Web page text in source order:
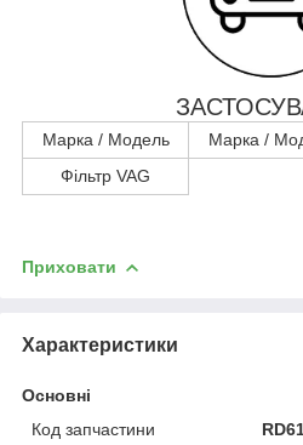
Марка / Модель Марка /
Фільтр VAG
Приховати
Характеристики
Основні
Код запчастини